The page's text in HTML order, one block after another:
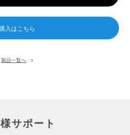
製品一覧へ
サポート